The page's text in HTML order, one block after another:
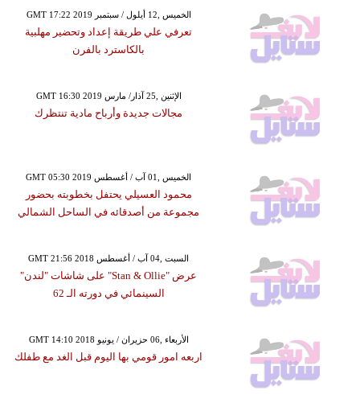
GMT 17:22 2019 الخميس ,12 أيلول / سبتمبر
تعرفي علي طريقة إعداد وتحضير مهلبية
بالكاسترد بالفرن
GMT 16:30 2019 الإثنين ,25 آذار/ مارس
مجالات جديدة وأرباح مادية تنتظرك
GMT 05:30 2019 الخميس ,01 آب / أغسطس
محمود العسيلي يحتفل بخطوبته بحضور
مجموعة من أصدقائه في الساحل الشمالي
GMT 21:56 2018 السبت ,04 آب / أغسطس
عرض "Stan & Ollie" على شاشات "لندن"
السينمائي في دورته الـ 62
GMT 14:10 2018 الأربعاء ,06 حزيران / يونيو
اربعه امور قومي بها اليوم قبل الغد مع طفلك